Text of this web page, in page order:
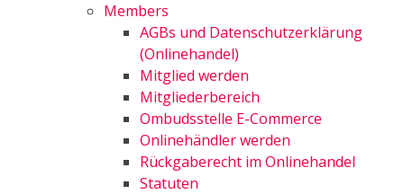
Members
AGBs und Datenschutzerklärung
(Onlinehandel)
Mitglied werden
Mitgliederbereich
Ombudsstelle E-Commerce
Onlinehändler werden
Rückgaberecht im Onlinehandel
Statuten